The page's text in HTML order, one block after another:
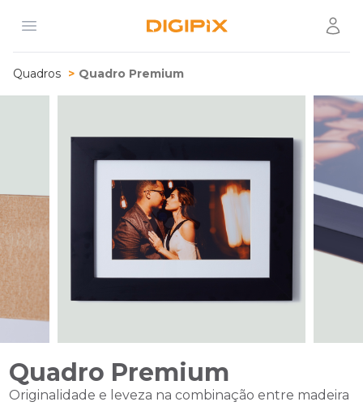
Open menu Digipix
Quadros Quadro Premium
Quadro Premium
Originalidade e leveza na combinação entre madeira